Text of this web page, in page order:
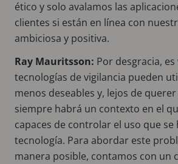
ético y solo avalamos las
clientes si están en línea con
ambiciosa y positiva.
Ray Mauritsson: Por desgracia,
tecnologías de vigilancia pueden
menos deseables y, lejos de
siempre habrá un contexto en el
capaces de controlar el uso que se
tecnología. Para abordar este
manera posible, contamos con un